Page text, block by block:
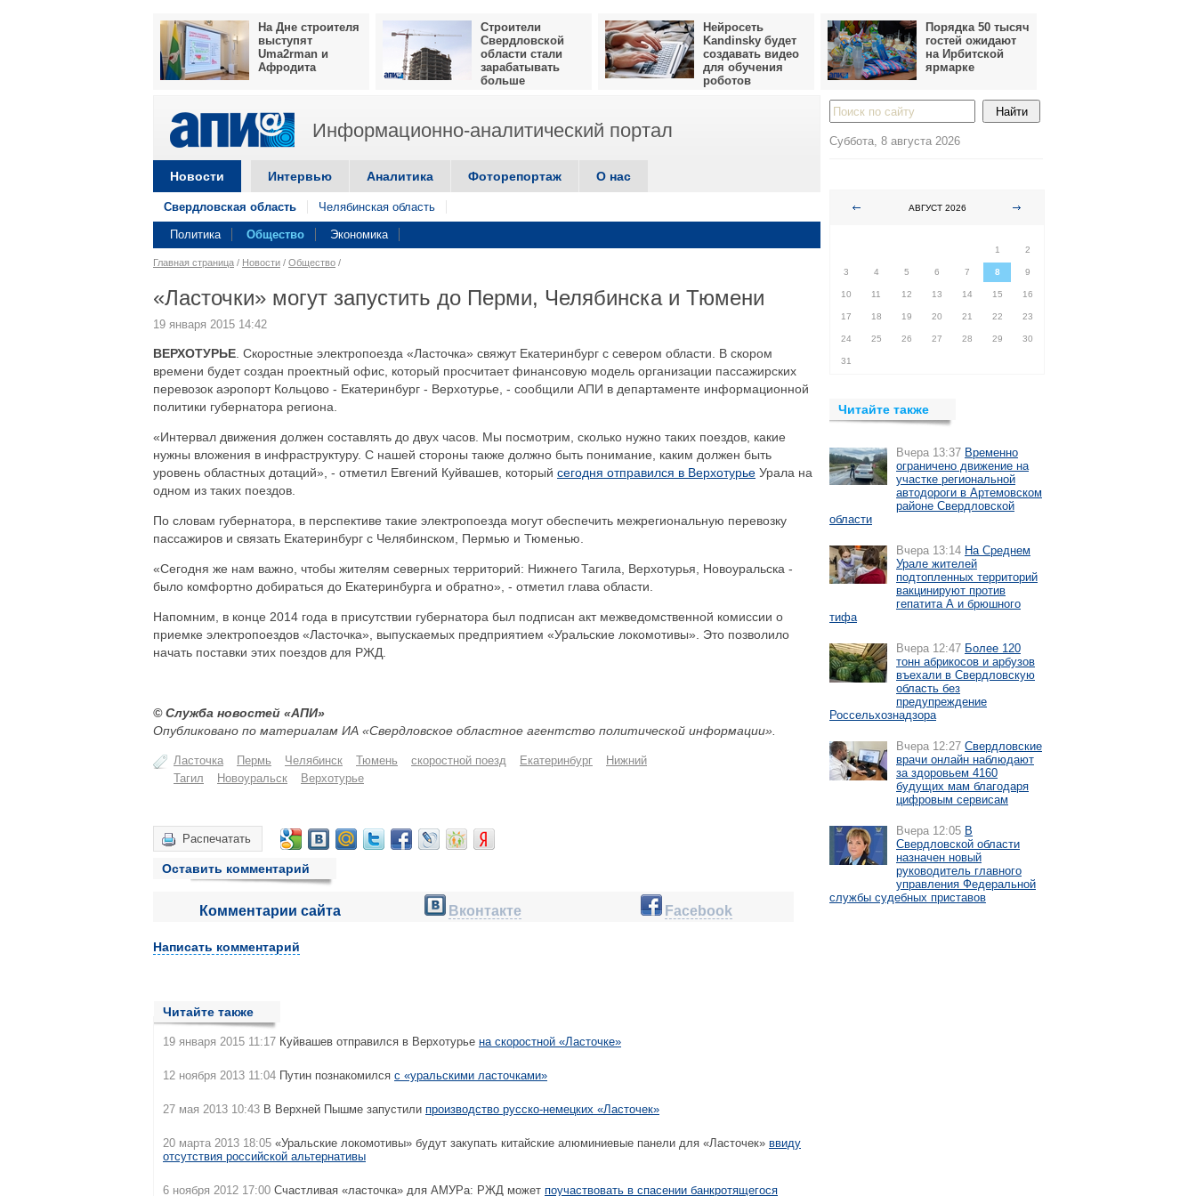
На Дне строителя
выступят
Uma2rman и
Афродита
Строители
Свердловской
области стали
зарабатывать
больше
Нейросеть
Kandinsky будет
создавать видео
для обучения
роботов
Порядка 50 тысяч
гостей ожидают
на Ирбитской
ярмарке
Информационно-аналитический портал
Новости Интервью Аналитика Фоторепортаж О нас
Свердловская область Челябинская область
Политика Общество Экономика
Главная страница / Новости / Общество /
«Ласточки» могут запустить до Перми, Челябинска и Тюмени
19 января 2015 14:42
ВЕРХОТУРЬЕ . Скоростные электропоезда «Ласточка» свяжут Екатеринбург с севером области. В скором
времени будет создан проектный офис, который просчитает финансовую модель организации пассажирских
перевозок аэропорт Кольцово - Екатеринбург - Верхотурье, - сообщили АПИ в департаменте информационной
политики губернатора региона.
«Интервал движения должен составлять до двух часов. Мы посмотрим, сколько нужно таких поездов, какие
нужны вложения в инфраструктуру. С нашей стороны также должно быть понимание, каким должен быть
уровень областных дотаций», - отметил Евгений Куйвашев, который сегодня отправился в Верхотурье Урала на
одном из таких поездов.
По словам губернатора, в перспективе такие электропоезда могут обеспечить межрегиональную перевозку
пассажиров и связать Екатеринбург с Челябинском, Пермью и Тюменью.
«Сегодня же нам важно, чтобы жителям северных территорий: Нижнего Тагила, Верхотурья, Новоуральска -
было комфортно добираться до Екатеринбурга и обратно», - отметил глава области.
Напомним, в конце 2014 года в присутствии губернатора был подписан акт межведомственной комиссии о
приемке электропоездов «Ласточка», выпускаемых предприятием «Уральские локомотивы». Это позволило
начать поставки этих поездов для РЖД.
© Служба новостей «АПИ»
Опубликовано по материалам ИА «Свердловское областное агентство политической информации».
Ласточка Пермь Челябинск Тюмень скоростной поезд Екатеринбург
Нижний
Тагил
Новоуральск Верхотурье
Распечатать
Оставить комментарий
Комментарии сайта Вконтакте Facebook
Написать комментарий
Читайте также
19 января 2015 11:17 Куйвашев отправился в Верхотурье на скоростной «Ласточке»
12 ноября 2013 11:04 Путин познакомился с «уральскими ласточками»
27 мая 2013 10:43 В Верхней Пышме запустили производство русско-немецких «Ласточек»
20 марта 2013 18:05 «Уральские локомотивы» будут закупать китайские алюминиевые панели для «Ласточек» ввиду
отсутствия российской альтернативы
6 ноября 2012 17:00 Счастливая «ласточка» для АМУРа: РЖД может поучаствовать в спасении банкротящегося
Суббота, 8 августа 2026
АВГУСТ 2026
1
2
3 4 5 6 7 8 9
10 11 12 13 14 15 16
17 18 19 20 21 22 23
24 25 26 27 28 29 30
31
Читайте также
Вчера 13:37 Временно
ограничено движение на
участке региональной
автодороги в Артемовском
районе Свердловской
области
Вчера 13:14 На Среднем
Урале жителей
подтопленных территорий
вакцинируют против
гепатита А и брюшного
тифа
Вчера 12:47 Более 120
тонн абрикосов и арбузов
въехали в Свердловскую
область без
предупреждение
Россельхознадзора
Вчера 12:27 Свердловские
врачи онлайн наблюдают
за здоровьем 4160
будущих мам благодаря
цифровым сервисам
Вчера 12:05 В
Свердловской области
назначен новый
руководитель главного
управления Федеральной
службы судебных приставов